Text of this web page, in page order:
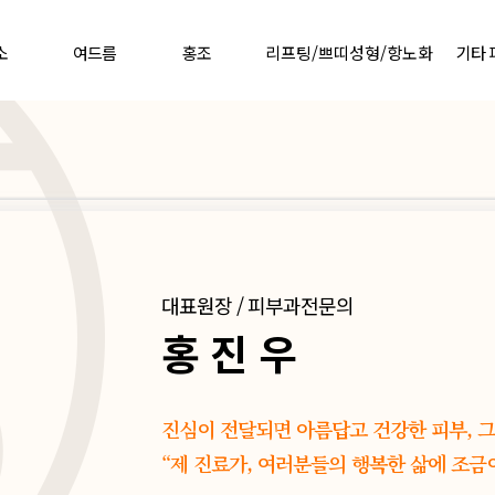
여드름 홍조 리프팅/쁘띠성형/항노화 기타
대표원장 / 피부과전문의
홍 진 우
진심이 전달되면 아름답고 건강한 피부,
“제 진료가, 여러분들의 행복한 삶에 조